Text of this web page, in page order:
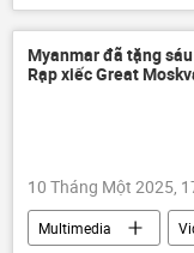
Dmitry Peskov
Thế giới
Bộ
Myanmar đã tặng
Rạp xiếc Great
10 Tháng Một 2025,
Multimedia